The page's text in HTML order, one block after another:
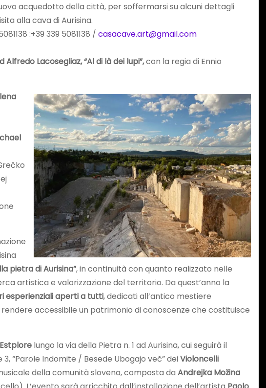
acquedotto della città, per soffermarsi su alcuni dettagli
alla cava di Aurisina.
:+39 339 5081138 / casacave.art@gmail.com
Lacosegliaz, “Al di là dei lupi”,con la regia di Ennio
pietra di Aurisina”, in continuità con quanto realizzato nelle
artistica e valorizzazione del territorio. Da quest’anno la
esperienziali aperti a tutti, dedicati all’antico mestiere
accessibile un patrimonio di conoscenze che costituisce
Estplore lungo la via della Pietra n. 1 ad Aurisina, cui seguirà il
“Parole Indomite / Besede Ubogajo več” deiVioloncelli
della comunità slovena, composta da Andrejka Možina